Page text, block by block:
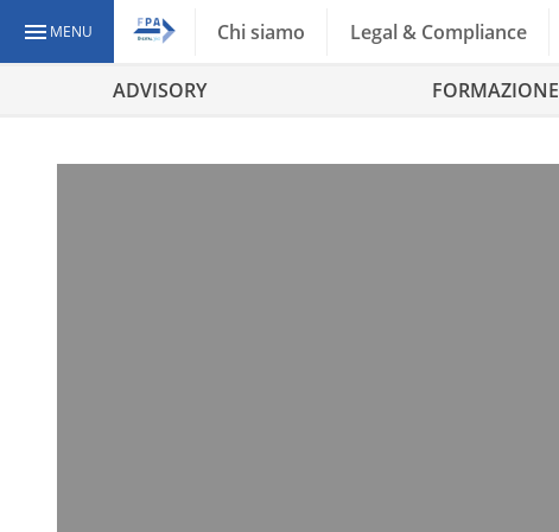
MENU Chi siamo Legal & Compliance
ADVISORY FORMAZIONE